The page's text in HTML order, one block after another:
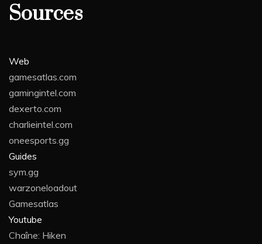
Sources
Web
gamesatlas.com
gamingintel.com
dexerto.com
charlieintel.com
oneesports.gg
Guides
sym.gg
warzoneloadout
Gamesatlas
Youtube
Chaîne: Hiken